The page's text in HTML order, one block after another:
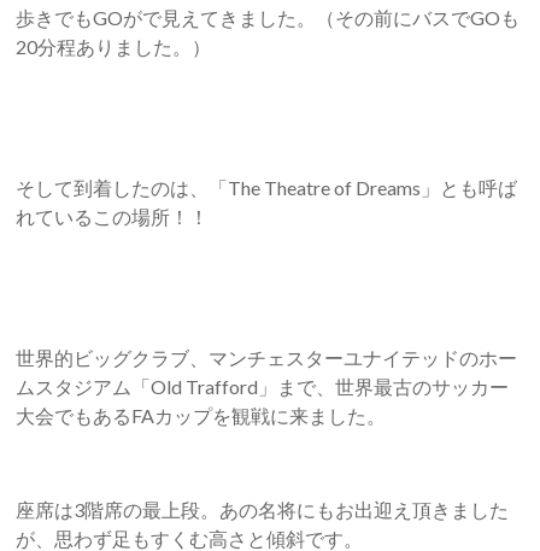
歩きでもGOがで見えてきました。（その前にバスでGOも
20分程ありました。）
そして到着したのは、「The Theatre of Dreams」とも呼ば
れているこの場所！！
世界的ビッグクラブ、マンチェスターユナイテッドのホー
ムスタジアム「Old Trafford」まで、世界最古のサッカー
大会でもあるFAカップを観戦に来ました。
座席は3階席の最上段。あの名将にもお出迎え頂きました
が、思わず足もすくむ高さと傾斜です。